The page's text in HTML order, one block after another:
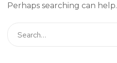
Perhaps searching can help.